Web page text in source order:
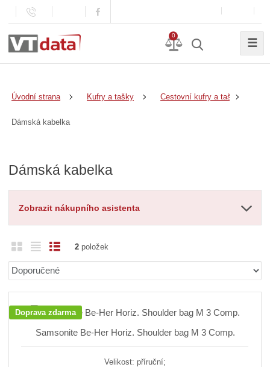
0
☰
Úvodní strana Kufry a tašky Cestovní kufry a tašky
Dámská kabelka
Dámská kabelka
Zobrazit nákupního asistenta
a
z
p
O
b
r
á
z
k
a
b
u
l
k
o
Ř
á
k
o
v
ý
2položek
Samsonite Be-Her Horiz. Shoulder bag M 3 Comp.
Doprava zdarma
Velikost: příruční;